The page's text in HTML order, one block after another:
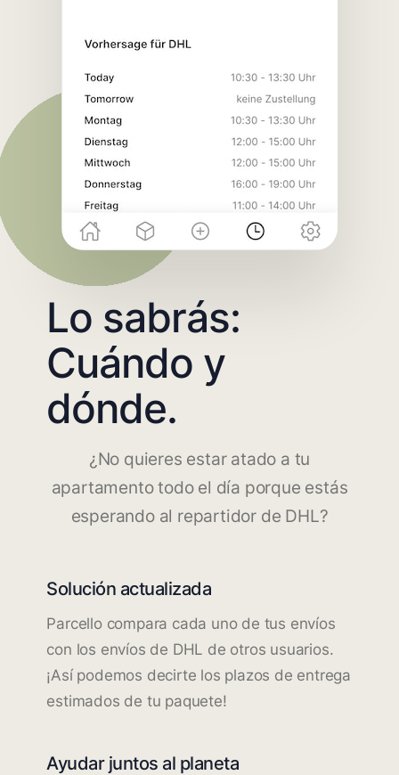
Lo sabrás:
Cuándo y
dónde.
¿No quieres estar atado a tu
apartamento todo el día porque estás
esperando al repartidor de DHL?
Solución actualizada
Parcello compara cada uno de tus envíos
con los envíos de DHL de otros usuarios.
¡Así podemos decirte los plazos de entrega
estimados de tu paquete!
Ayudar juntos al planeta